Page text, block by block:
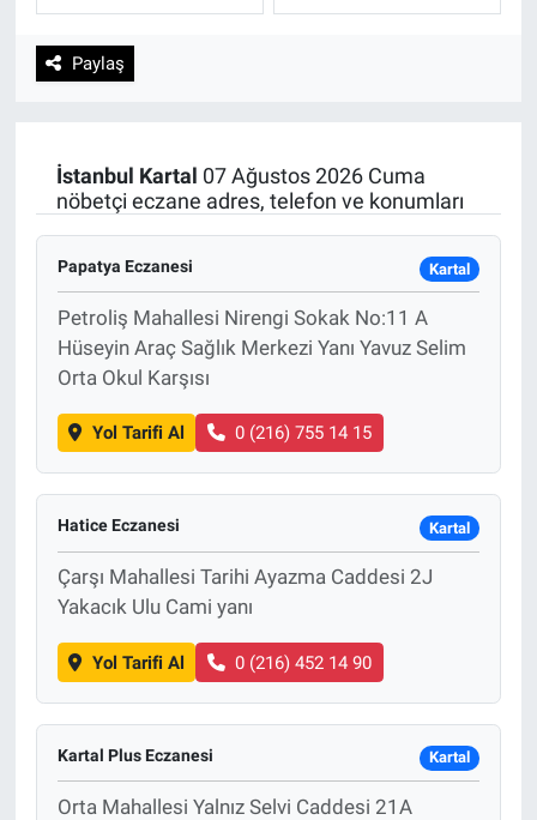
Paylaş
İstanbul Kartal 07 Ağustos 2026 Cuma
nöbetçi eczane adres, telefon ve konumları
Papatya Eczanesi Kartal
Petroliş Mahallesi Nirengi Sokak No:11 A
Hüseyin Araç Sağlık Merkezi Yanı Yavuz Selim
Orta Okul Karşısı
Yol Tarifi Al 0 (216) 755 14 15
Hatice Eczanesi Kartal
Çarşı Mahallesi Tarihi Ayazma Caddesi 2J
Yakacık Ulu Cami yanı
Yol Tarifi Al 0 (216) 452 14 90
Kartal Plus Eczanesi Kartal
Orta Mahallesi Yalnız Selvi Caddesi 21A